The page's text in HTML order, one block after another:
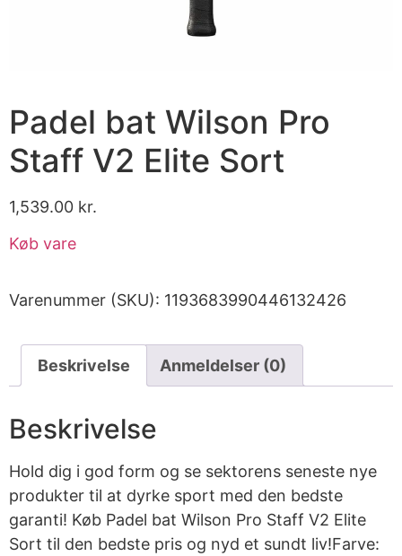
Padel bat Wilson Pro
Staff V2 Elite Sort
1,539.00 kr.
Køb vare
Varenummer (SKU): 1193683990446132426
Beskrivelse Anmeldelser (0)
Beskrivelse
Hold dig i god form og se sektorens seneste nye
produkter til at dyrke sport med den bedste
garanti! Køb Padel bat Wilson Pro Staff V2 Elite
Sort til den bedste pris og nyd et sundt liv!Farve: